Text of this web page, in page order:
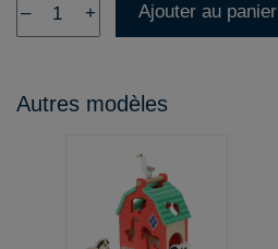
– + Ajouter au panier
Autres modèles